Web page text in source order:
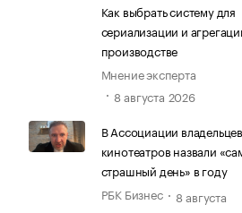
Как выбрать систему для
сериализации и
производстве
Мнение эксперта
8 августа 2026
В Ассоциации владельцев
кинотеатров назвали
страшный день» в году
РБК Бизнес
8 августа